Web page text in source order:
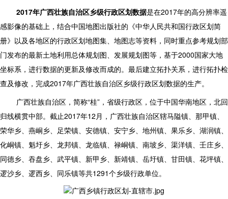
2017年广西壮族自治区乡级行政区划数据是在2017年的高分辨率遥
感影像的基础上，结合中国地图出版社的《中华人民共和国行政区划简
册》以及各地区的行政区划地图集、地图志等资料，同时重点参考规划部
门发布的最新土地利用总体规划图、发展规划图等，基于2000国家大地
坐标系，进行数据的更新及修改而成的。最后建立拓扑关系，进行拓扑检
查及修改，完成2017年广西壮族自治区乡级行政区划数据的生产。
广西壮族自治区，简称“桂”，省级行政区，位于中国华南地区，北回
归线横贯中部。截止2017年12月，广西壮族自治区辖马隘镇、那甲镇、
荣华乡、燕峒乡、足荣镇、安德镇、安宁乡、地州镇、果乐乡、湖润镇、
化峒镇、魁圩乡、龙邦镇、龙临镇、禄峒镇、南坡乡、渠洋镇、壬庄乡、
同德乡、吞盘乡、武平镇、新甲乡、新靖镇、岳圩镇、甘田镇、花坪镇、
逻沙乡、逻西乡、同乐镇等共1291个乡级行政单位。